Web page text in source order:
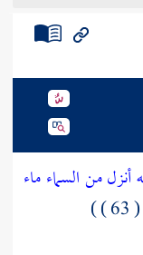
أنزل من السماء ماء
( 63 ) )